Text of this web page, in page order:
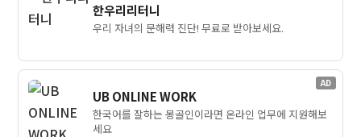
한우리리터니
우리 자녀의 문해력 진단! 무료로 받아보세요.
AD
UB ONLINE WORK
한국어를 잘하는 몽골인이라면 온라인 업무에 지원해보
세요